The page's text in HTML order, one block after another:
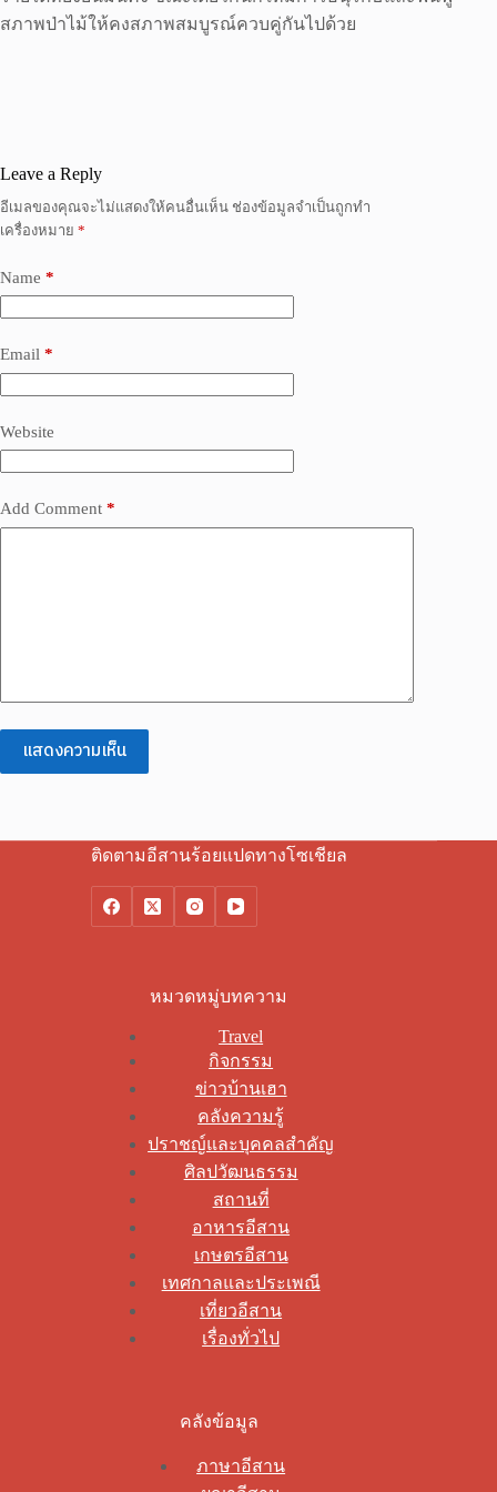
สภาพป่าไม้ให้คงสภาพสมบูรณ์ควบคู่กันไปด้วย
Leave a Reply
อีเมลของคุณจะไม่แสดงให้คนอื่นเห็น ช่องข้อมูลจำเป็นถูกทำ
เครื่องหมาย *
Name *
Email *
Website
Add Comment *
แสดงความเห็น
ติดตามอีสานร้อยแปดทางโซเชียล
หมวดหมู่บทความ
Travel
กิจกรรม
ข่าวบ้านเฮา
คลังความรู้
ปราชญ์และบุคคลสำคัญ
ศิลปวัฒนธรรม
สถานที่
อาหารอีสาน
เกษตรอีสาน
เทศกาลและประเพณี
เที่ยวอีสาน
เรื่องทั่วไป
คลังข้อมูล
ภาษาอีสาน